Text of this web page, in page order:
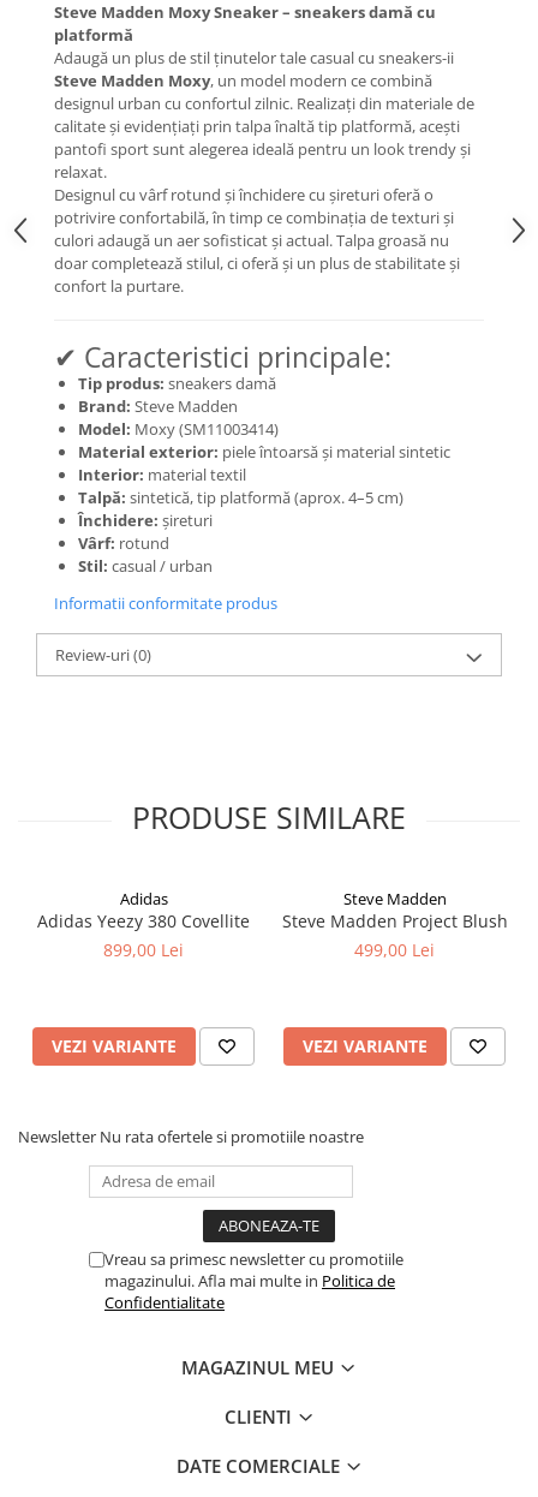
Steve Madden Moxy Sneaker – sneakers damă cu
platformă
Adaugă un plus de stil ținutelor tale casual cu sneakers-ii
Steve Madden Moxy, un model modern ce combină
designul urban cu confortul zilnic. Realizați din materiale de
calitate și evidențiați prin talpa înaltă tip platformă, acești
pantofi sport sunt alegerea ideală pentru un look trendy și
relaxat.
Designul cu vârf rotund și închidere cu șireturi oferă o
potrivire confortabilă, în timp ce combinația de texturi și
culori adaugă un aer sofisticat și actual. Talpa groasă nu
doar completează stilul, ci oferă și un plus de stabilitate și
confort la purtare.
✔ Caracteristici principale:
Tip produs: sneakers damă
Brand: Steve Madden
Model: Moxy (SM11003414)
Material exterior: piele întoarsă și material sintetic
Interior: material textil
Talpă: sintetică, tip platformă (aprox. 4–5 cm)
Închidere: șireturi
Vârf: rotund
Stil: casual / urban
Informatii conformitate produs
Review-uri(0)
PRODUSE SIMILARE
Adidas
Adidas Yeezy 380 Covellite
899,00 Lei
VEZI VARIANTE
Steve Madden
Steve Madden Project Blush
499,00 Lei
VEZI VARIANTE
Newsletter Nu rata ofertele si promotiile noastre
Vreau sa primesc newsletter cu promotiile
magazinului. Afla mai multe in Politica de
Confidentialitate
MAGAZINUL MEU
CLIENTI
DATE COMERCIALE